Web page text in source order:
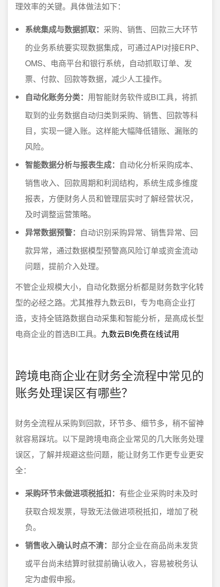
理效率的关键。具体做法如下：
系统集成与数据抓取： 采购、销售、回款三大环节
的业务系统要实现数据集成，可通过API对接ERP、
OMS、电商平台和银行系统，自动抓取订单、发
票、付款、回款等数据，减少人工操作。
自动化账务分类： 用智能财务软件或BI工具，将抓
取到的业务数据自动归类到采购、销售、回款等科
目，实现一键入账。这样能大幅降低错账、漏账的
风险。
智能数据分析与报表生成： 自动化分析采购成本、
销售收入、回款周期和利润结构，系统生成多维度
报表，方便财务人员和管理层实时了解经营状况，
及时调整运营策略。
异常数据预警： 自动识别采购异常、销售异常、回
款异常，通过数据模型预警高风险订单或资金流动
问题，提前介入处理。
不管企业规模大小，自动化数据分析都是财务数字化转
型的必经之路。尤其推荐九数云BI，专为电商企业打
造，支持全链路数据自动采集和智能分析，是高成长型
电商企业的首选BI工具。 九数云BI免费在线试用
跨境电商企业在财务全流程中常见的
账务处理误区有哪些？
财务全流程从采购到回款，环节多、细节多，稍不留神
就容易踩坑。以下是跨境电商企业常见的几大账务处理
误区，了解并规避这些问题，能让财务工作更专业更安
全：
采购环节未做进项税抵扣： 有些企业采购时未及时
获取合规发票，导致无法做进项税抵扣，增加了税
负。
销售收入确认时点不清： 部分企业在商品尚未发货
或平台尚未结算时就提前确认收入，容易被税务认
定为虚假申报。